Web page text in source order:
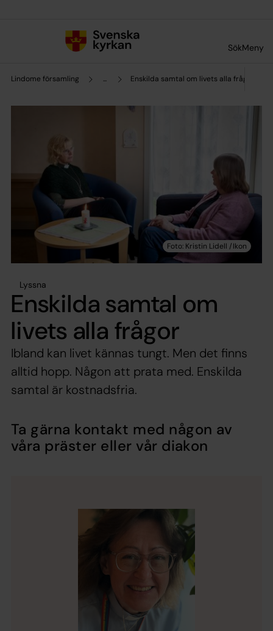
SökMeny
Lindome församling ... Enskilda samtal om livets alla frågor
Lyssna
Enskilda samtal om
livets alla frågor
Ibland kan livet kännas tungt. Men det finns
alltid hopp. Någon att prata med. Enskilda
samtal är kostnadsfria.
Ta gärna kontakt med någon av
våra präster eller vår diakon